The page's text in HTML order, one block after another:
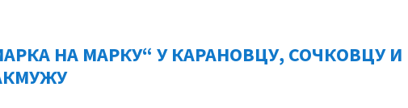
НА МАРКУ“ У КАРАНОВЦУ, СОЧКОВЦУ И